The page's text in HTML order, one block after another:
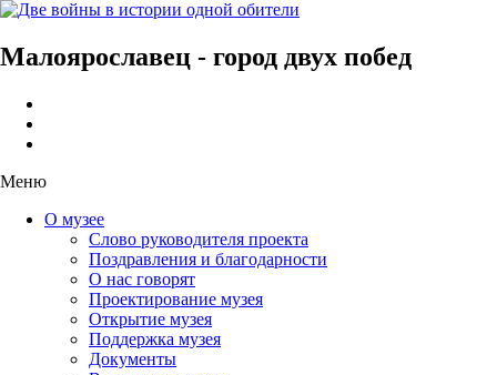
Малоярославец - город двух побед
Меню
О музее
Слово руководителя проекта
Поздравления и благодарности
О нас говорят
Проектирование музея
Открытие музея
Поддержка музея
Документы